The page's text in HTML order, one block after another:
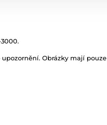
Obrázky mají pouze